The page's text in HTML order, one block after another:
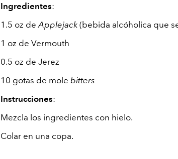
Ingredientes:
1.5 oz de Applejack (bebida alcóholica que
1 oz de Vermouth
0.5 oz de Jerez
10 gotas de mole bitters
Instrucciones:
Mezcla los ingredientes con hielo.
Colar en una copa.